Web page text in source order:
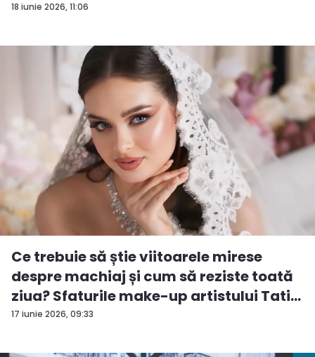
18 iunie 2026, 11:06
17 iunie 2026, 09:33
Ce trebuie să știe viitoarele mirese
despre machiaj și cum să reziste toată
ziua? Sfaturile make-up artistului Tati...